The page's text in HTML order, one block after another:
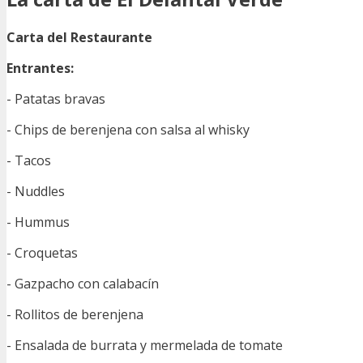
Carta del Restaurante
Entrantes:
- Patatas bravas
- Chips de berenjena con salsa al whisky
- Tacos
- Nuddles
- Hummus
- Croquetas
- Gazpacho con calabacín
- Rollitos de berenjena
- Ensalada de burrata y mermelada de tomate